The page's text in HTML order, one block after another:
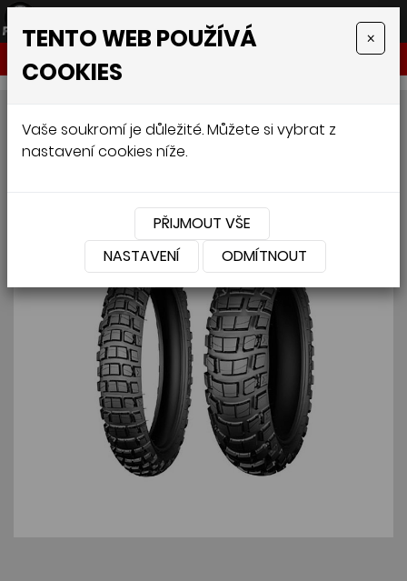
MICHELIN ANAKEE WILD
150/70 R17 69R
TENTO WEB POUŽÍVÁ
COOKIES
×
Vaše soukromí je důležité. Můžete si vybrat z
nastavení cookies níže.
PŘIJMOUT VŠE
NASTAVENÍ
ODMÍTNOUT